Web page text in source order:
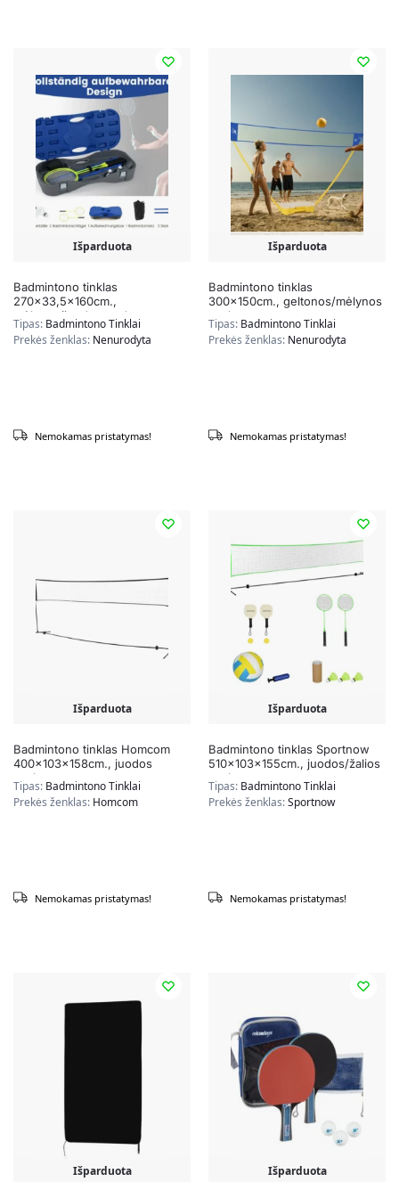
Išparduota
Badmintono tinklas
270×33,5x160cm.,
mėlynos/juodos spalvos
Tipas: Badmintono Tinklai
Prekės ženklas: Nenurodyta
Nemokamas pristatymas!
Išparduota
Badmintono tinklas
300x150cm., geltonos/mėlynos
spalvos
Tipas: Badmintono Tinklai
Prekės ženklas: Nenurodyta
Nemokamas pristatymas!
Išparduota
Badmintono tinklas Homcom
400x103x158cm., juodos
spalvos
Tipas: Badmintono Tinklai
Prekės ženklas: Homcom
Nemokamas pristatymas!
Išparduota
Badmintono tinklas Sportnow
510x103x155cm., juodos/žalios
spalvos
Tipas: Badmintono Tinklai
Prekės ženklas:Sportnow
Nemokamas pristatymas!
Išparduota Išparduota